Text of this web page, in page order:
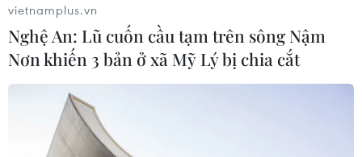
vietnamplus.vn
Nghệ An: Lũ cuốn cầu tạm trên sông Nậm
Nơn khiến 3 bản ở xã Mỹ Lý bị chia cắt